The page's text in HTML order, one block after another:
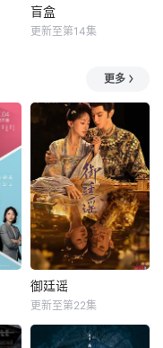
盲盒
更新至第14集
更多
御廷谣
更新至第22集